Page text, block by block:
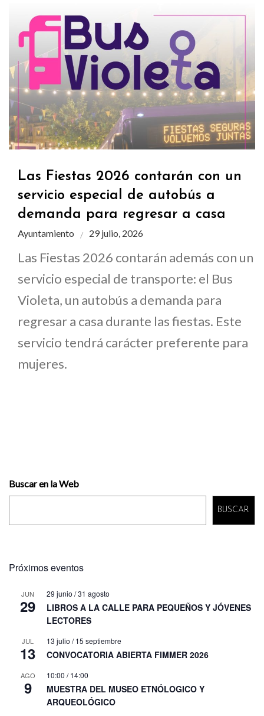
Las Fiestas 2026 contarán con un
servicio especial de autobús a
demanda para regresar a casa
Ayuntamiento 29 julio, 2026
Las Fiestas 2026 contarán además con un
servicio especial de transporte: el Bus
Violeta, un autobús a demanda para
regresar a casa durante las fiestas. Este
servicio tendrá carácter preferente para
mujeres.
Buscar en la Web
BUSCAR
Próximos eventos
JUN
29
29 junio /31 agosto
LIBROS A LA CALLE PARA PEQUEÑOS Y JÓVENES
LECTORES
JUL
13
13 julio /15 septiembre
CONVOCATORIA ABIERTA FIMMER 2026
AGO
9
10:00 /14:00
MUESTRA DEL MUSEO ETNÓLOGICO Y
ARQUEOLÓGICO